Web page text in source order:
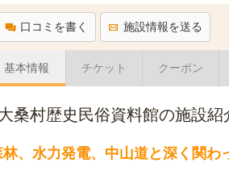
口コミを書く 施設情報を送る
基本情報 チケット クーポン
桑村歴史民俗資料館の施設紹
林、水力発電、中山道と深く関わ